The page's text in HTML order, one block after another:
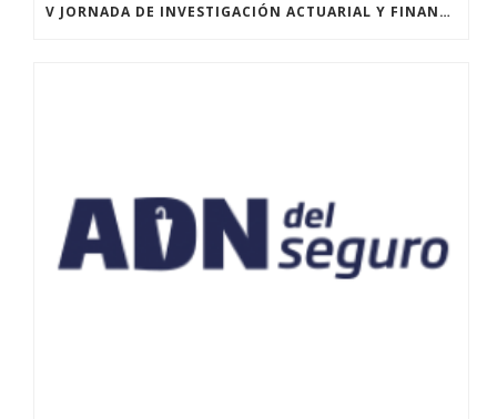
V JORNADA DE INVESTIGACIÓN ACTUARIAL Y FINANCIERA – ICEA